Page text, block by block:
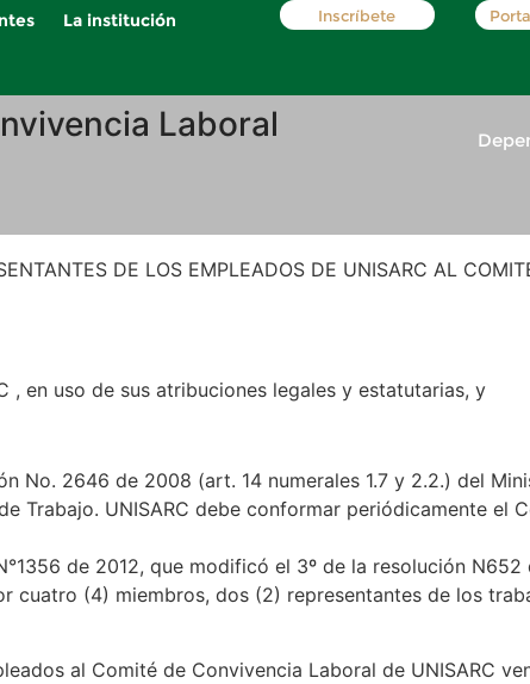
La institución Inscríbete
Laboral
DE LOS EMPLEADOS DE UNISARC AL
, en uso de sus atribuciones legales y estatutarias, y
No. 2646 de 2008 (art. 14 numerales 1.7 y 2.2.) del
Trabajo. UNISARC debe conformar periódicamente el
de 2012, que modificó el 3º de la resolución N652
cuatro (4) miembros, dos (2) representantes de los
al Comité de Convivencia Laboral de UNISARC